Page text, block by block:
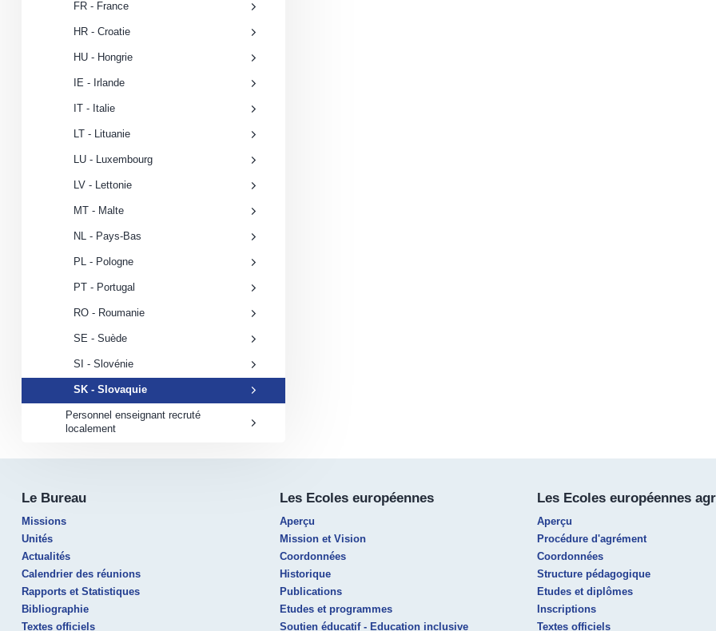
FR - France
HR - Croatie
HU - Hongrie
IE - Irlande
IT - Italie
LT - Lituanie
LU - Luxembourg
LV - Lettonie
MT - Malte
NL - Pays-Bas
PL - Pologne
PT - Portugal
RO - Roumanie
SE - Suède
SI - Slovénie
SK - Slovaquie
Personnel enseignant recruté
localement
Le Bureau
Missions
Unités
Actualités
Calendrier des réunions
Rapports et Statistiques
Bibliographie
Textes officiels
Les Ecoles européennes
Aperçu
Mission et Vision
Coordonnées
Historique
Publications
Etudes et programmes
Soutien éducatif - Education inclusive
Les Ecoles européennes
Aperçu
Procédure d'agrément
Coordonnées
Structure pédagogique
Etudes et diplômes
Inscriptions
Textes officiels